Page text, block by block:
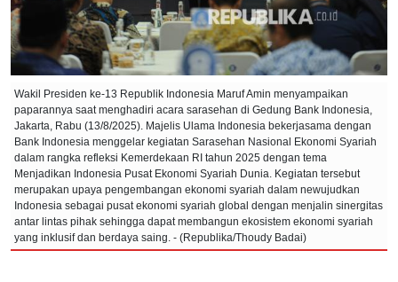
Wakil Presiden ke-13 Republik Indonesia Maruf Amin menyampaikan
paparannya saat menghadiri acara sarasehan di Gedung Bank Indonesia,
Jakarta, Rabu (13/8/2025). Majelis Ulama Indonesia bekerjasama dengan
Bank Indonesia menggelar kegiatan Sarasehan Nasional Ekonomi Syariah
dalam rangka refleksi Kemerdekaan RI tahun 2025 dengan tema
Menjadikan Indonesia Pusat Ekonomi Syariah Dunia. Kegiatan tersebut
merupakan upaya pengembangan ekonomi syariah dalam newujudkan
Indonesia sebagai pusat ekonomi syariah global dengan menjalin sinergitas
antar lintas pihak sehingga dapat membangun ekosistem ekonomi syariah
yang inklusif dan berdaya saing. - (Republika/Thoudy Badai)